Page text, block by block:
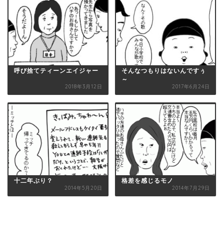
呼び捨てティーンエイジャー
2018年3月12日
そんなつもりはないんですぅ
～
2017年6月24日
十二年ぶり？
2014年5月20日
格差を感じるモノ
2014年7月29日